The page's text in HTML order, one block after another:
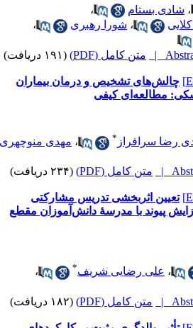
شادی بستام
،
،شورا رهبری
،
متن کامل (PDF) (۱۹۱ دریافت)
چالش‌های تشخیص و درمان بیماران
مطالعه‌ای کیفی
رضا سرافراز * ،مهدی منوچهری
متن کامل (PDF) (۲۳۴ دریافت)
تعیین اثربخشی تدریس مشارکتی
پیوند با مدرسۀ دانش‌آموزان مقطع
،علی رضایی شریف
،
متن کامل (PDF) (۱۸۲ دریافت)